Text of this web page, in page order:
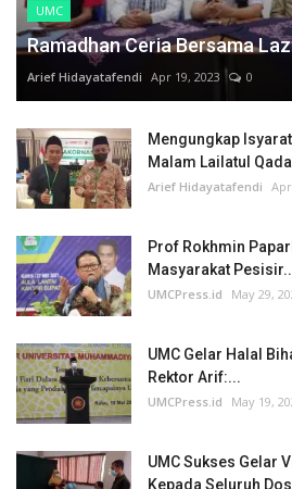
UMC
Ramadhan Ceria Bersama
Arief Hidayatafendi Apr 19, 2023 0
Mengungkap
Malam Lailatul
Arief Hidayatafendi
Prof Rokhmin
Masyarakat
UMCPress.id May 29,
UMC Gelar Halal
Rektor Arif:...
UMCPress.id May 19,
UMC Sukses Gelar
Kepada Seluruh